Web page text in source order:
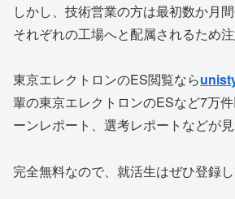
しかし、技術営業の方は最初数か月間
それぞれの工場へと配属されるため注
東京エレクトロンのES閲覧なら
輩の東京エレクトロンのESなど7万
ーンレポート、選考レポートなどが見
完全無料なので、就活生はぜひ登録し